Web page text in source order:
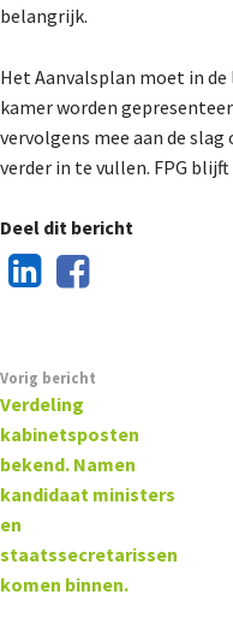
belangrijk.
Het Aanvalsplan moet in
kamer worden
vervolgens mee aan de
verder in te vullen. FPG
Deel dit bericht
Vorig bericht
Verdeling
kabinetsposten
bekend. Namen
kandidaat ministers
en
staatssecretarissen
komen binnen.